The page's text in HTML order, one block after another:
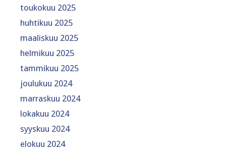
toukokuu 2025
huhtikuu 2025
maaliskuu 2025
helmikuu 2025
tammikuu 2025
joulukuu 2024
marraskuu 2024
lokakuu 2024
syyskuu 2024
elokuu 2024